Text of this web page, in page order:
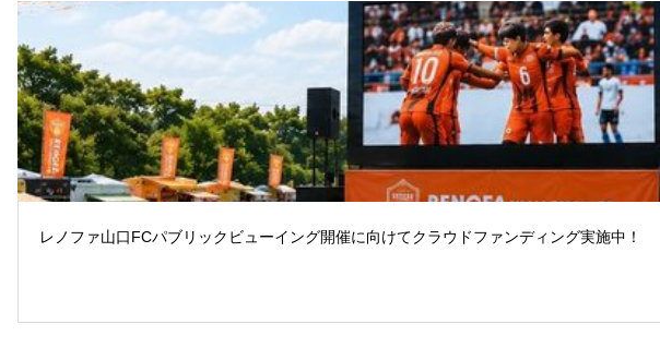
レノファ山口FCパブリックビューイング開催に向けてクラウドファンディング実施中！